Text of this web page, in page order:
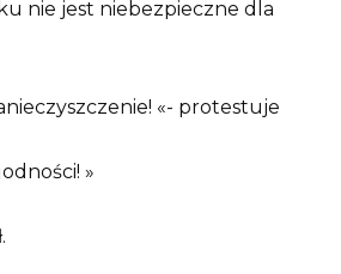
nie jest niebezpieczne dla
«- protestuje
»